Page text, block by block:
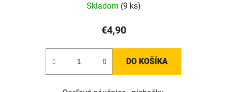
Skladom (9 ks)
€4,90
DO KOŠÍKA